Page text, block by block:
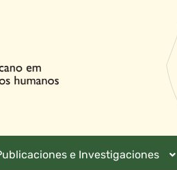
e Investigaciones